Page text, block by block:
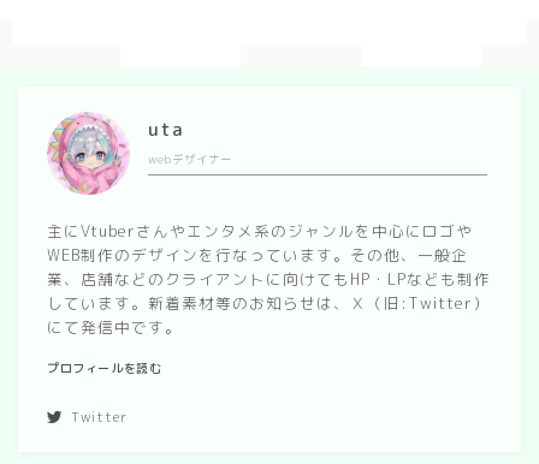
uta
webデザイナー
主にVtuberさんやエンタメ系のジャンルを中心にロゴや
WEB制作のデザインを行なっています。その他、一般企
業、店舗などのクライアントに向けてもHP・LPなども制作
しています。新着素材等のお知らせは、Ｘ（旧:Twitter）
にて発信中です。
プロフィールを読む
Twitter